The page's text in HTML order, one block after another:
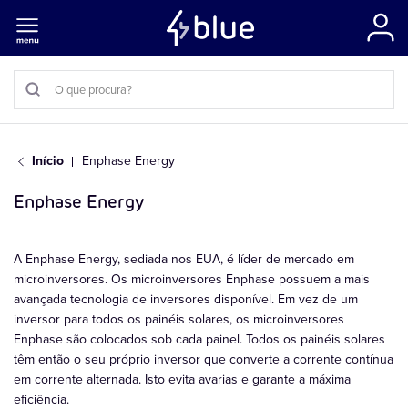
Início Enphase Energy
Enphase Energy
A Enphase Energy, sediada nos EUA, é líder de mercado em
microinversores. Os microinversores Enphase possuem a mais
avançada tecnologia de inversores disponível. Em vez de um
inversor para todos os painéis solares, os microinversores
Enphase são colocados sob cada painel. Todos os painéis solares
têm então o seu próprio inversor que converte a corrente contínua
em corrente alternada. Isto evita avarias e garante a máxima
eficiência.